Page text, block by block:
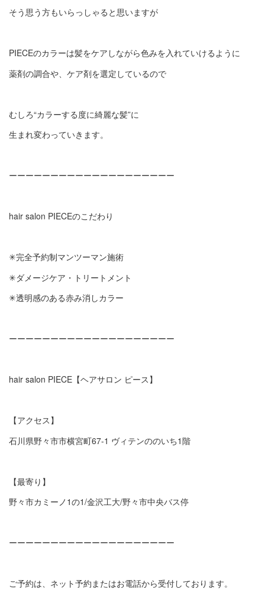
そう思う方もいらっしゃると思いますが
PIECEのカラーは髪をケアしながら色みを入れていけるように
薬剤の調合や、ケア剤を選定しているので
むしろ“カラーする度に綺麗な髪”に
生まれ変わっていきます。
ーーーーーーーーーーーーーーーーーーーー
hair salon PIECEのこだわり
✳︎完全予約制マンツーマン施術
✳︎ダメージケア・トリートメント
✳︎透明感のある赤み消しカラー
ーーーーーーーーーーーーーーーーーーーー
hair salon PIECE【ヘアサロン ピース】
【アクセス】
石川県野々市市横宮町67-1 ヴィテンののいち1階
【最寄り】
野々市カミーノ1の1/金沢工大/野々市中央バス停
ーーーーーーーーーーーーーーーーーーーー
ご予約は、ネット予約またはお電話から受付しております。